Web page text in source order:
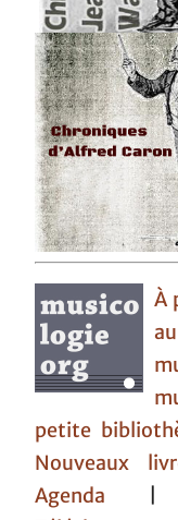
À
petite
Nouveaux
Agenda